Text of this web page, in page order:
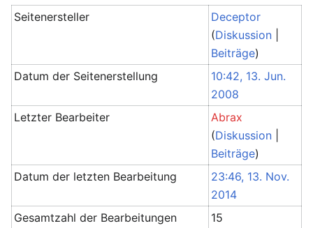
Seitenersteller
Deceptor
(Diskussion
Beiträge)
Datum der Seitenerstellung
10:42, 13. Jun.
2008
Letzter Bearbeiter
Abrax
(Diskussion
Beiträge)
Datum der letzten Bearbeitung
23:46, 13. Nov.
2014
Gesamtzahl der Bearbeitungen
15